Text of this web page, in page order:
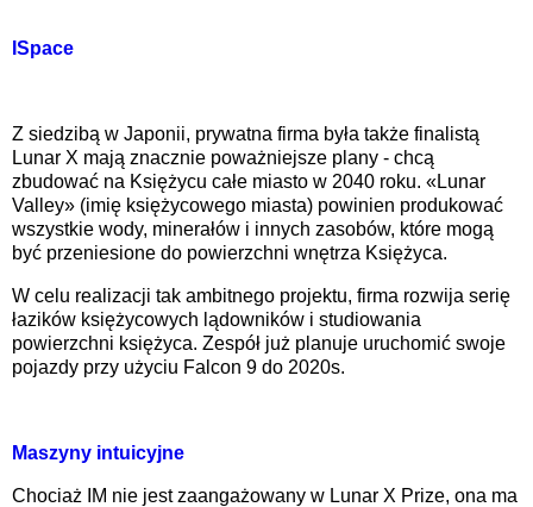
ISpace
Z siedzibą w Japonii, prywatna firma była także finalistą
Lunar X mają znacznie poważniejsze plany - chcą
zbudować na Księżycu całe miasto w 2040 roku. «Lunar
Valley» (imię księżycowego miasta) powinien produkować
wszystkie wody, minerałów i innych zasobów, które mogą
być przeniesione do powierzchni wnętrza Księżyca.
W celu realizacji tak ambitnego projektu, firma rozwija serię
łazików księżycowych lądowników i studiowania
powierzchni księżyca. Zespół już planuje uruchomić swoje
pojazdy przy użyciu Falcon 9 do 2020s.
Maszyny intuicyjne
Chociaż IM nie jest zaangażowany w Lunar X Prize, ona ma